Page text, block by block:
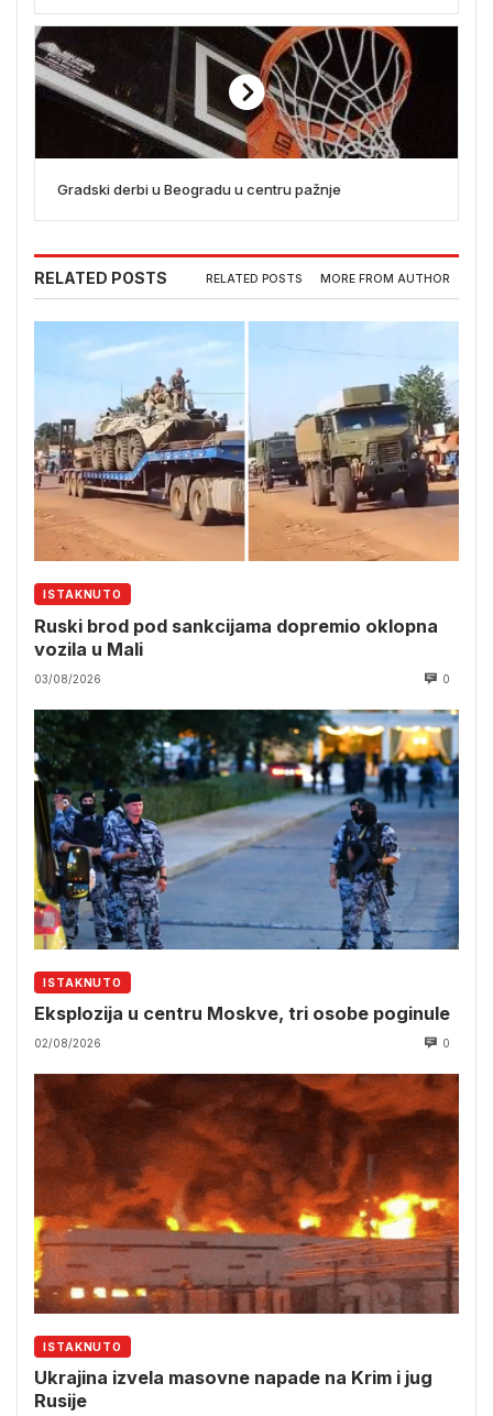
Gradski derbi u Beogradu u centru pažnje
RELATED POSTS RELATED POSTS MORE FROM AUTHOR
ISTAKNUTO
Ruski brod pod sankcijama dopremio oklopna
vozila u Mali
03/08/2026 0
ISTAKNUTO
Eksplozija u centru Moskve, tri osobe poginule
02/08/2026 0
ISTAKNUTO
Ukrajina izvela masovne napade na Krim i jug
Rusije